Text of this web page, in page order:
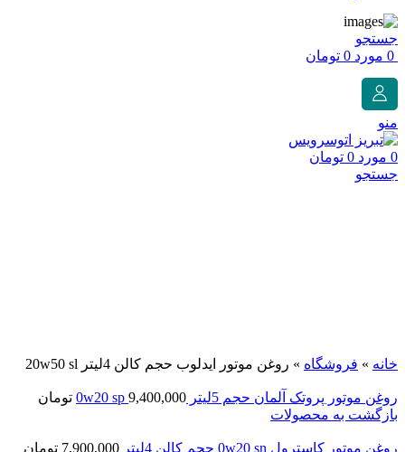
جستجو
0 مورد 0 تومان
منو
0 مورد 0 تومان
جستجو
خانه » فروشگاه » روغن موتور ایدلوب حجم کالن 4لیتر 20w50 sl
روغن موتور پروتک آلمان حجم 5لیتر 0w20 sp 9,400,000
تومان
بازگشت به محصولات
روغن موتور کاسترول 0w20 sn حجم کالن 4لیتر 7,900,000 تومان